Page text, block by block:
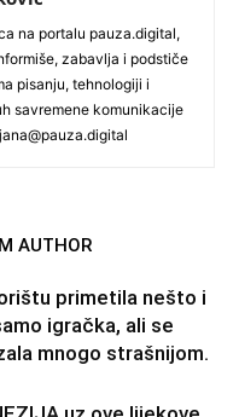
na portalu pauza.digital,
zabavlja i podstiče
pisanju, tehnologiji i
savremene komunikacije
AUTHOR
primetila nešto i
igračka, ali se
mnogo strašnijom.